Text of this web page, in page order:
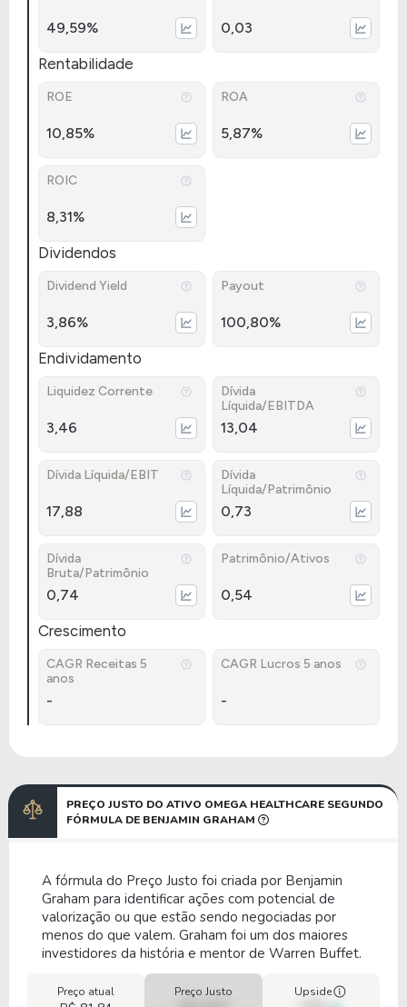
49,59% 0,03
Rentabilidade
ROE
10,85%
ROA
5,87%
ROIC
8,31%
Dividendos
Dividend Yield
3,86%
Payout
100,80%
Endividamento
Liquidez Corrente
3,46
Dívida
Líquida/EBITDA
13,04
Dívida Líquida/EBIT
17,88
Dívida
Líquida/Patrimônio
0,73
Dívida
Bruta/Patrimônio
0,74
Patrimônio/Ativos
0,54
Crescimento
CAGR Receitas 5
anos
-
CAGR Lucros 5 anos
-
PREÇO JUSTO DO ATIVO OMEGA HEALTHCARE SEGUNDO
FÓRMULA DE BENJAMIN GRAHAM
A fórmula do Preço Justo foi criada por Benjamin
Graham para identificar ações com potencial de
valorização ou que estão sendo negociadas por
menos do que valem. Graham foi um dos maiores
investidores da história e mentor de Warren Buffet.
Preço atual Preço Justo Upside